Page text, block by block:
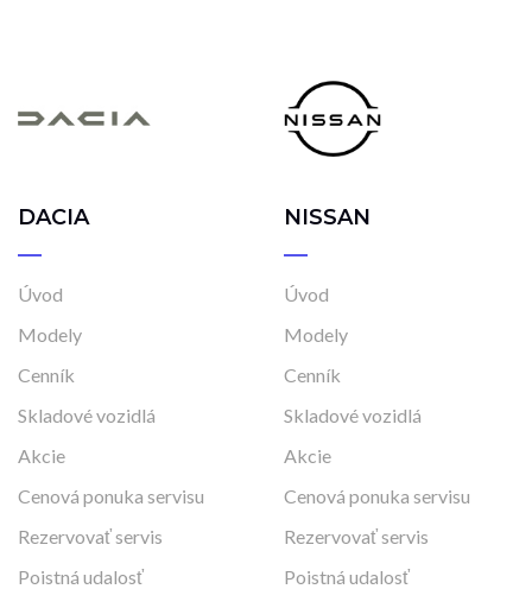
DACIA
Úvod
Modely
Cenník
Skladové vozidlá
Akcie
Cenová ponuka servisu
Rezervovať servis
Poistná udalosť
NISSAN
Úvod
Modely
Cenník
Skladové vozidlá
Akcie
Cenová ponuka servisu
Rezervovať servis
Poistná udalosť